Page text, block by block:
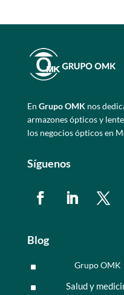
En Grupo OMKnos
armazones ópticos y
los negocios ópticos en
Síguenos
Blog
^ Grupo OMK
^ Salud y